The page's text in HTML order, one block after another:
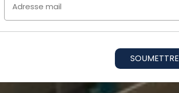
SOUMETTRE